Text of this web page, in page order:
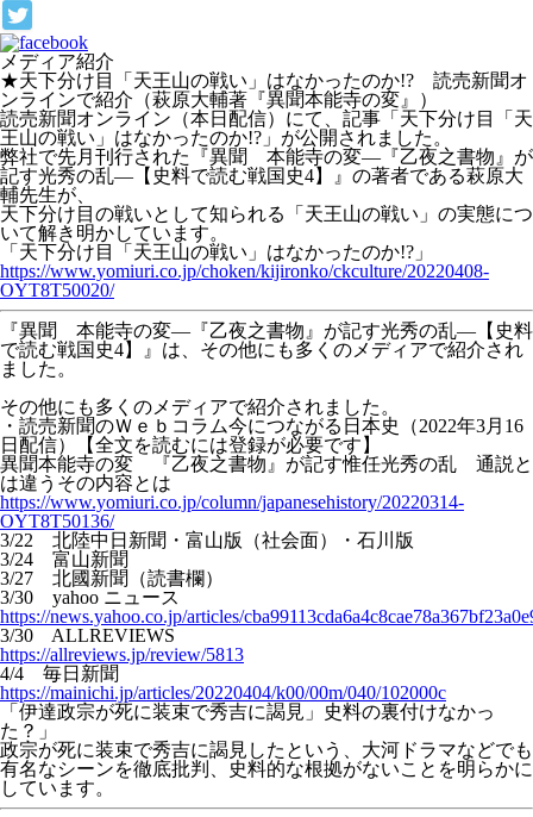
メディア紹介
★天下分け目「天王山の戦い」はなかったのか!? 読売新聞オ
ンラインで紹介（萩原大輔著『異聞本能寺の変』）
読売新聞オンライン（本日配信）にて、記事「天下分け目「天
王山の戦い」はなかったのか!?」が公開されました。
弊社で先月刊行された『異聞 本能寺の変―『乙夜之書物』が
記す光秀の乱―【史料で読む戦国史4】』の著者である萩原大
輔先生が、
天下分け目の戦いとして知られる「天王山の戦い」の実態につ
いて解き明かしています。
「天下分け目「天王山の戦い」はなかったのか!?」
https://www.yomiuri.co.jp/choken/kijironko/ckculture/20220408-
OYT8T50020/
『異聞 本能寺の変―『乙夜之書物』が記す光秀の乱―【史料
で読む戦国史4】』は、その他にも多くのメディアで紹介され
ました。
その他にも多くのメディアで紹介されました。
・読売新聞のＷｅｂコラム今につながる日本史（2022年3月16
日配信）【全文を読むには登録が必要です】
異聞本能寺の変 『乙夜之書物』が記す惟任光秀の乱 通説と
は違うその内容とは
https://www.yomiuri.co.jp/column/japanesehistory/20220314-
OYT8T50136/
3/22 北陸中日新聞・富山版（社会面）・石川版
3/24 富山新聞
3/27 北國新聞（読書欄）
3/30 yahoo ニュース
https://news.yahoo.co.jp/articles/
3/30 ALLREVIEWS
https://allreviews.jp/review/5813
4/4 毎日新聞
https://mainichi.jp/articles/20220404/k00/00m/040/102000c
「伊達政宗が死に装束で秀吉に謁見」史料の裏付けなかっ
た？」
政宗が死に装束で秀吉に謁見したという、大河ドラマなどでも
有名なシーンを徹底批判、史料的な根拠がないことを明らかに
しています。